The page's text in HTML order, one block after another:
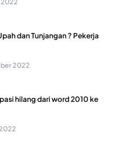
2022
dan Tunjangan ? Pekerja
2022
hilang dari word 2010 ke